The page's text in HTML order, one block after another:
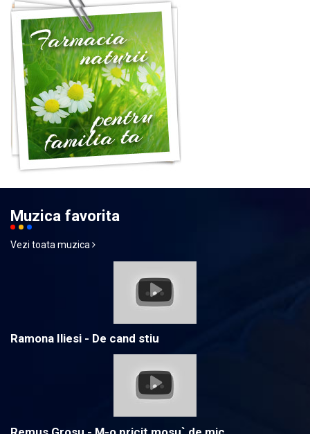
Muzica favorita
Vezi toata muzica
Ramona Iliesi - De cand stiu